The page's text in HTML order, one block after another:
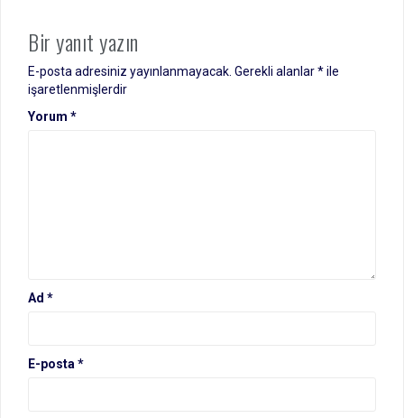
Bir yanıt yazın
E-posta adresiniz yayınlanmayacak. Gerekli alanlar*ile
işaretlenmişlerdir
Yorum *
Ad *
E-posta *